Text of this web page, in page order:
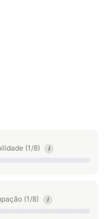
(1/8) i
(1/8) i